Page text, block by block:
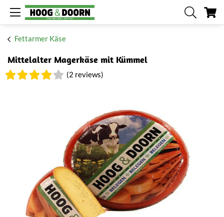
Fettarmer Käse
Mittelalter Magerkäse mit Kümmel
(2 reviews)